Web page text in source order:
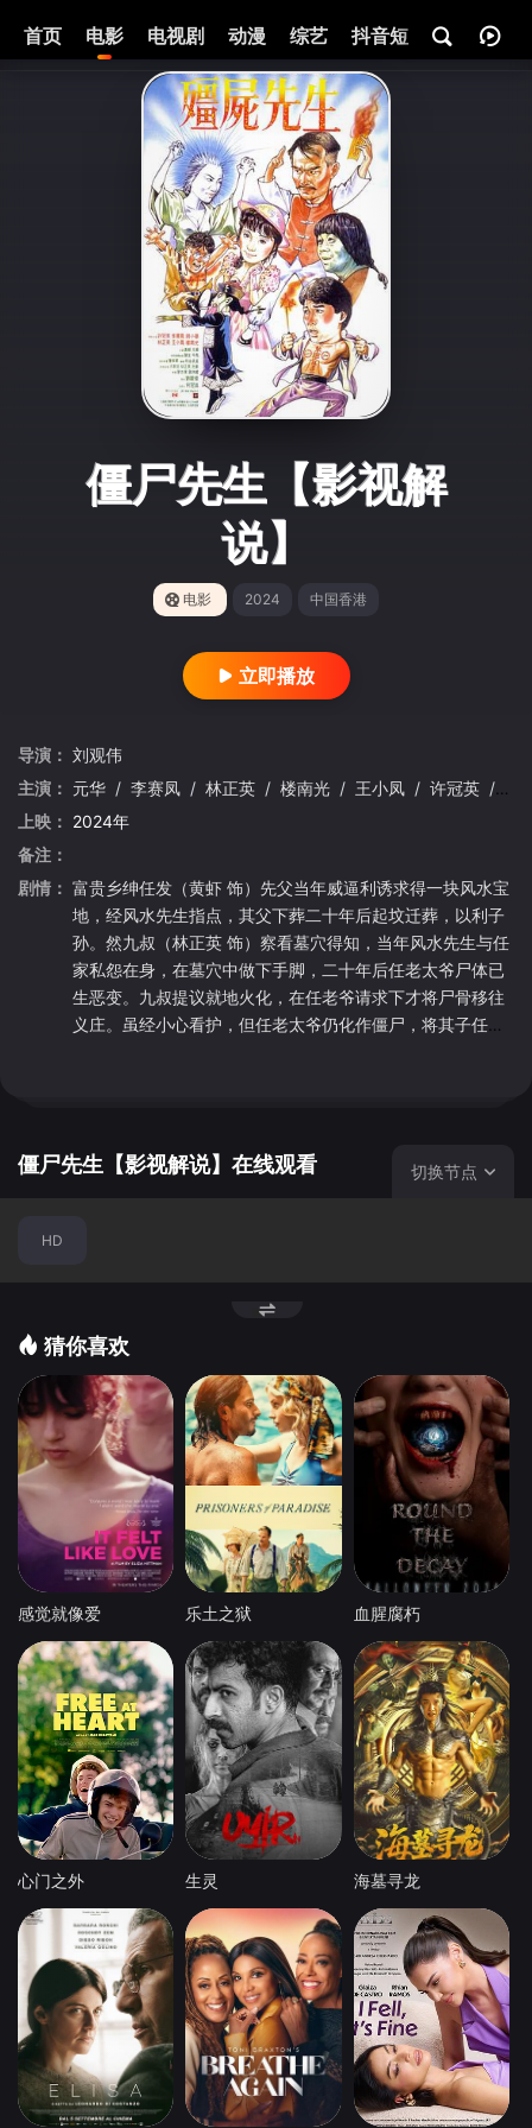
首页 电影 电视剧 动漫 综艺 抖音短剧 即将热映
僵尸先生【影视解
说】
电影 2024 中国香港
立即播放
导演： 刘观伟
主演： 元华 / 李赛凤 / 林正英 / 楼南光 / 王小凤 / 许冠英 /
上映： 2024年
备注：
剧情： 富贵乡绅任发（黄虾 饰）先父当年威逼利诱求得一块风水宝
地，经风水先生指点，其父下葬二十年后起坟迁葬，以利子
孙。然九叔（林正英 饰）察看墓穴得知，当年风水先生与任
家私怨在身，在墓穴中做下手脚，二十年后任老太爷尸体已
生恶变。九叔提议就地火化，在任老爷请求下才将尸骨移往
义庄。虽经小心看护，但任老太爷仍化作僵尸，将其子任发
僵尸先生【影视解说】在线观看 切换节点
HD
猜你喜欢
感觉就像爱 乐土之狱 血腥腐朽
心门之外 生灵 海墓寻龙